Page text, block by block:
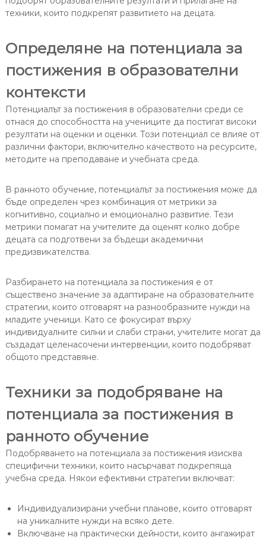
техники, които подкрепят развитието на децата.
Определяне на потенциала за
постижения в образователни
контексти
Потенциалът за постижения в образователни среди се
отнася до способността на учениците да постигат високи
резултати на оценки и оценки. Този потенциал се влияе от
различни фактори, включително качеството на ресурсите,
методите на преподаване и учебната среда.
В ранното обучение, потенциалът за постижения може да
бъде определен чрез комбинация от метрики за
когнитивно, социално и емоционално развитие. Тези
метрики помагат на учителите да оценят колко добре
децата са подготвени за бъдещи академични
предизвикателства.
Разбирането на потенциала за постижения е от
съществено значение за адаптиране на образователните
стратегии, които отговарят на разнообразните нужди на
младите ученици. Като се фокусират върху
индивидуалните силни и слаби страни, учителите могат да
създадат целенасочени интервенции, които подобряват
общото представяне.
Техники за подобряване на
потенциала за постижения в
ранното обучение
Подобряването на потенциала за постижения изисква
специфични техники, които насърчават подкрепяща
учебна среда. Някои ефективни стратегии включват:
Индивидуализирани учебни планове, които отговарят
на уникалните нужди на всяко дете.
Включване на практически дейности, които ангажират